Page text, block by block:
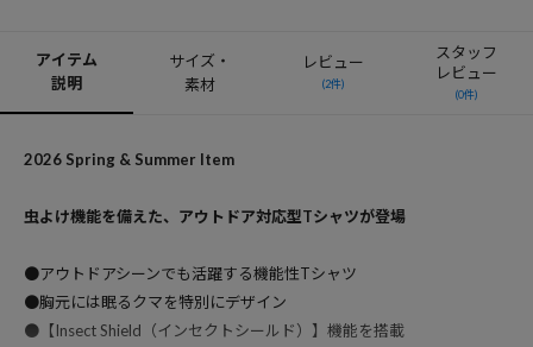
アイテム
説明
サイズ・
素材
レビュー
(2件)
スタッフ
レビュー
(0件)
2026 Spring & Summer Item
虫よけ機能を備えた、アウトドア対応型Tシャツが登場
●アウトドアシーンでも活躍する機能性Tシャツ
●胸元には眠るクマを特別にデザイン
●【Insect Shield（インセクトシールド）】機能を搭載